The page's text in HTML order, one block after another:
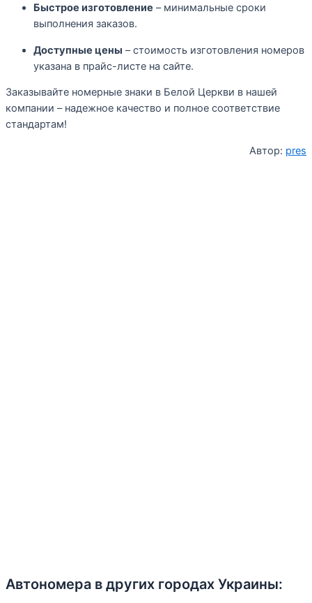
Быстрое изготовление – минимальные сроки
выполнения заказов.
Доступные цены – стоимость изготовления номеров
указана в прайс-листе на сайте.
Заказывайте номерные знаки в Белой Церкви в нашей
компании – надежное качество и полное соответствие
стандартам!
Автор: pres
Автономера в других городах Украины: